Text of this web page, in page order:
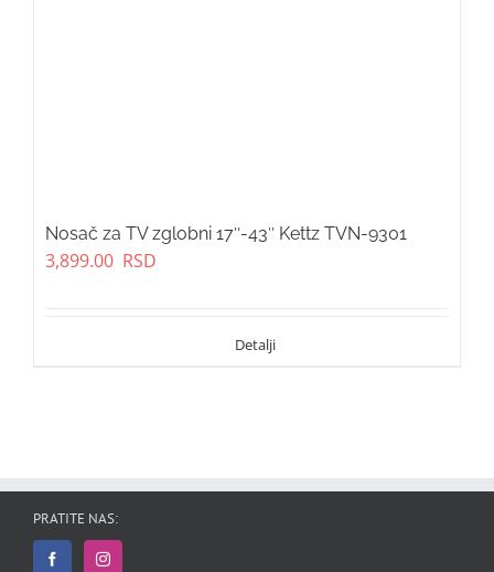
Nosač za TV zglobni 17″-43″ Kettz TVN-9301
3,899.00 RSD
PRATITE NAS: